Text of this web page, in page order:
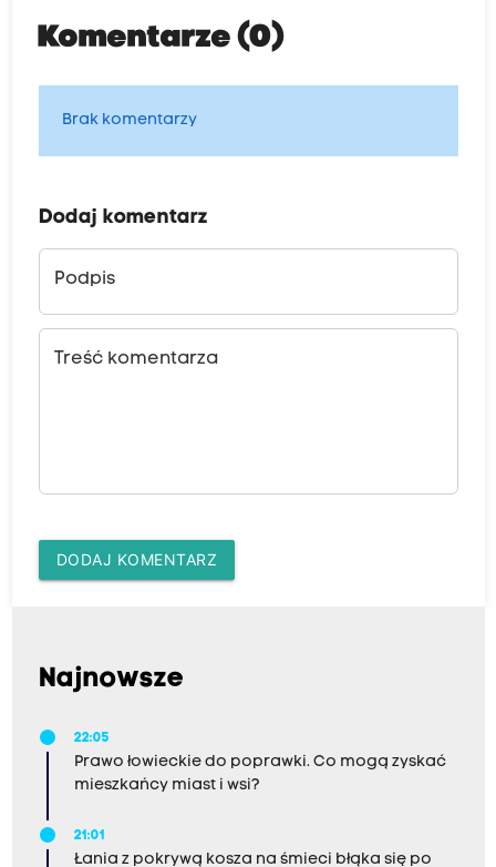
Komentarze (0)
Brak komentarzy
Dodaj komentarz
Podpis
Treść komentarza
DODAJ KOMENTARZ
Najnowsze
22:05
Prawo łowieckie do poprawki. Co mogą zyskać
mieszkańcy miast i wsi?
21:01
Łania z pokrywą kosza na śmieci błąka się po